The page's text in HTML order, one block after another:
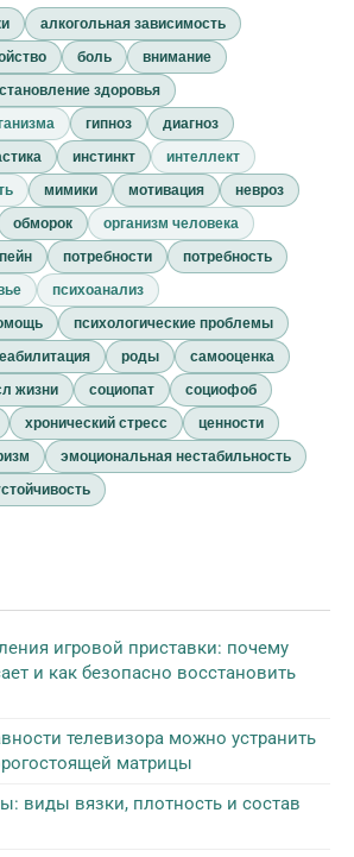
алкогольная зависимость
боль
внимание
здоровья
гипноз
диагноз
инстинкт
интеллект
мимики мотивация
невроз
обморок
организм человека
пейн потребности
потребность
психоанализ
психологические проблемы
роды
самооценка
жизни социопат
социофоб
хронический стресс
ценности
эмоциональная нестабильность
игровой приставки: почему
и как безопасно восстановить
телевизора можно устранить
матрицы
виды вязки, плотность и состав